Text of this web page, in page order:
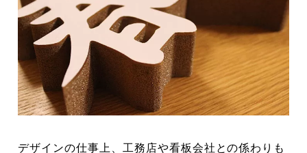
デザインの仕事上、工務店や看板会社との係わりも